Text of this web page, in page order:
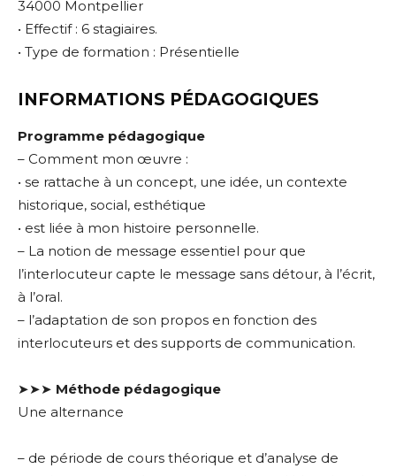
34000 Montpellier
• Effectif : 6 stagiaires.
• Type de formation : Présentielle
INFORMATIONS PÉDAGOGIQUES
Programme pédagogique
– Comment mon œuvre :
• se rattache à un concept, une idée, un contexte
historique, social, esthétique
• est liée à mon histoire personnelle.
– La notion de message essentiel pour que
l’interlocuteur capte le message sans détour, à l’écrit,
à l’oral.
– l’adaptation de son propos en fonction des
interlocuteurs et des supports de communication.
➤➤➤ Méthode pédagogique
Une alternance
– de période de cours théorique et d’analyse de